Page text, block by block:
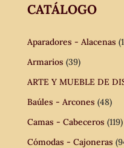
CATÁLOGO
Aparadores - Alacenas
Armarios (39)
ARTE Y MUEBLE DE
Baúles - Arcones (48)
Camas - Cabeceros (119)
Cómodas - Cajoneras